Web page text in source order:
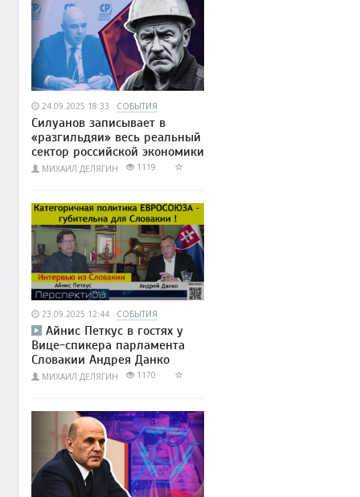
24.09.2025 18:33 СОБЫТИЯ
Силуанов записывает в
«разгильдяи» весь реальный
сектор российской экономики
МИХАИЛ ДЕЛЯГИН 1119
23.09.2025 12:44 СОБЫТИЯ
Айнис Петкус в гостях у
Вице-спикера парламента
Словакии Андрея Данко
МИХАИЛ ДЕЛЯГИН 1170